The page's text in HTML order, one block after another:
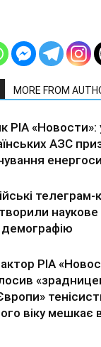
MORE FROM
РІА «Новости»:
АЗС
телеграм-
РІА
віку мешкає